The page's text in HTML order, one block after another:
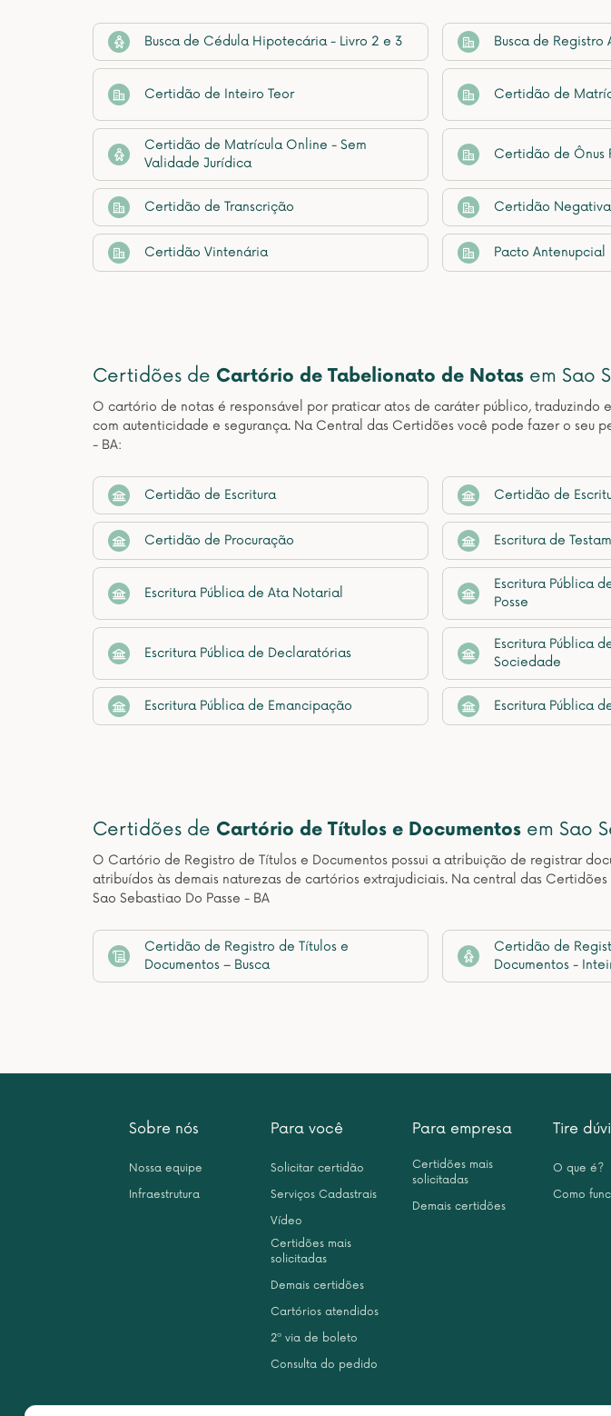
Busca de Cédula Hipotecária - Livro 2 e 3 Busca de Registro
Certidão de Inteiro Teor Certidão de
Certidão de Matrícula Online - Sem
Validade Jurídica
Certidão de Ônus
Certidão de Transcrição Certidão
Certidão Vintenária Pacto Antenupcial
Certidões de Cartório de Tabelionato de Notas em Sao
O cartório de notas é responsável por praticar atos de caráter público,
com autenticidade e segurança. Na Central das Certidões você pode fazer o seu
- BA:
Certidão de Escritura Certidão de
Certidão de Procuração Escritura de
Escritura Pública de Ata Notarial
Escritura Pública
Posse
Escritura Pública de Declaratórias
Escritura Pública
Sociedade
Escritura Pública de Emancipação Escritura Pública
Certidões de Cartório de Títulos e Documentos em Sao
O Cartório de Registro de Títulos e Documentos possui a atribuição de registrar
atribuídos às demais naturezas de cartórios extrajudiciais. Na central das
Sao Sebastiao Do Passe - BA
Certidão de Registro de Títulos e
Documentos – Busca
Certidão de
Documentos -
Sobre nós
Nossa equipe
Infraestrutura
Para você
Solicitar certidão
Serviços Cadastrais
Vídeo
Certidões mais
solicitadas
Demais certidões
Cartórios atendidos
2ª via de boleto
Consulta do pedido
Para empresa
Certidões mais
solicitadas
Demais certidões
Tire
O que é?
Como